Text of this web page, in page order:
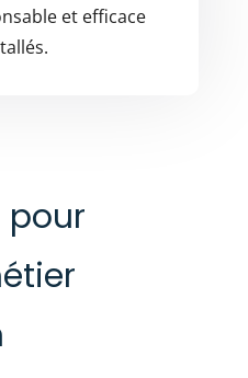
et efficace
pour